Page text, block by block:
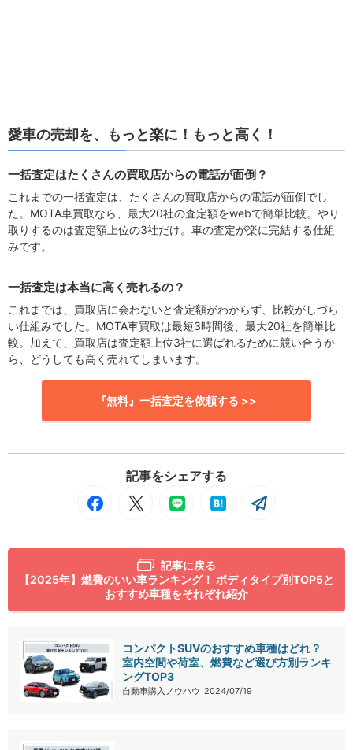
愛車の売却を、もっと楽に！もっと高く！
一括査定はたくさんの買取店からの電話が面倒？
これまでの一括査定は、たくさんの買取店からの電話が面倒でし
た。MOTA車買取なら、最大20社の査定額をwebで簡単比較。やり
取りするのは査定額上位の3社だけ。車の査定が楽に完結する仕組
みです。
一括査定は本当に高く売れるの？
これまでは、買取店に会わないと査定額がわからず、比較がしづら
い仕組みでした。MOTA車買取は最短3時間後、最大20社を簡単比
較。加えて、買取店は査定額上位3社に選ばれるために競い合うか
ら、どうしても高く売れてしまいます。
『無料』一括査定を依頼する >>
記事をシェアする
記事に戻る
【2025年】燃費のいい車ランキング！ ボディタイプ別TOP5と
おすすめ車種をそれぞれ紹介
コンパクトSUVのおすすめ車種はどれ？
室内空間や荷室、燃費など選び方別ランキ
ングTOP3
自動車購入ノウハウ 2024/07/19